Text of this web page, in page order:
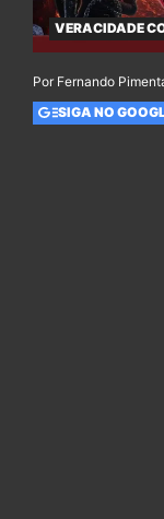
VERACIDADE
Por Fernando
SIGA NO